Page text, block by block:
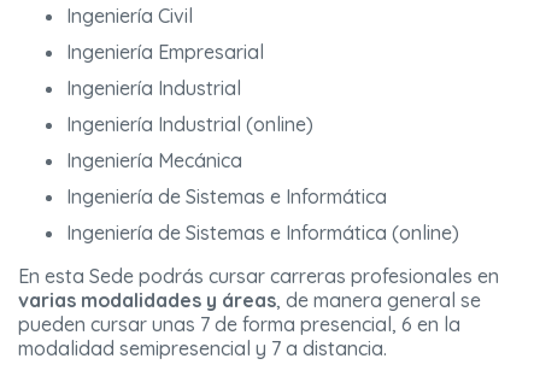
Ingeniería Civil
Ingeniería Empresarial
Ingeniería Industrial
Ingeniería Industrial (online)
Ingeniería Mecánica
Ingeniería de Sistemas e Informática
Ingeniería de Sistemas e Informática (online)
En esta Sede podrás cursar carreras profesionales en
varias modalidades y áreas, de manera general se
pueden cursar unas 7 de forma presencial, 6 en la
modalidad semipresencial y 7 a distancia.